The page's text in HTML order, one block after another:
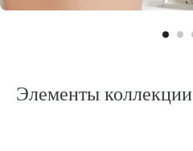
Элементы коллекции